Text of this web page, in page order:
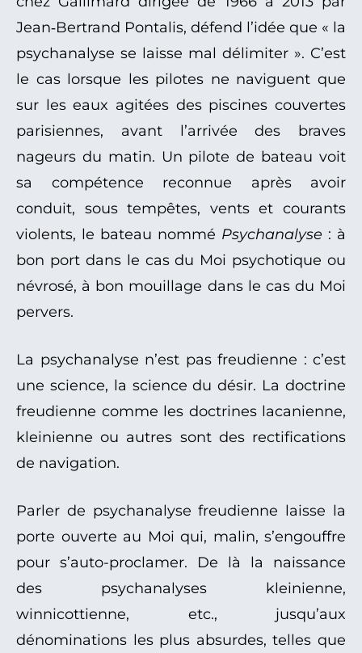
Jean‑Bertrand Pontalis, défend l’idée que « la
psychanalyse se laisse mal délimiter ». C’est
le cas lorsque les pilotes ne naviguent que
sur les eaux agitées des piscines couvertes
parisiennes, avant l’arrivée des braves
nageurs du matin. Un pilote de bateau voit
sa compétence reconnue après avoir
conduit, sous tempêtes, vents et courants
violents, le bateau nommé Psychanalyse : à
bon port dans le cas du Moi psychotique ou
névrosé, à bon mouillage dans le cas du Moi
pervers.
La psychanalyse n’est pas freudienne : c’est
une science, la science du désir. La doctrine
freudienne comme les doctrines lacanienne,
kleinienne ou autres sont des rectifications
de navigation.
Parler de psychanalyse freudienne laisse la
porte ouverte au Moi qui, malin, s’engouffre
pour s’auto-proclamer. De là la naissance
des psychanalyses kleinienne,
winnicottienne, etc., jusqu’aux
dénominations les plus absurdes, telles que